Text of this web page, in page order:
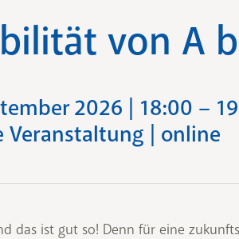
von A
2026 | 18:00 –
Veranstaltung | online
das ist gut so! Denn für eine